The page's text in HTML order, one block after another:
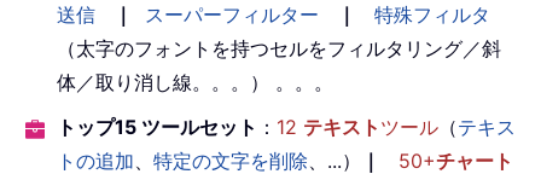
送信
｜ スーパーフィルター ｜
特殊フィルタ
（太字のフォントを持つセルをフィルタリング／斜
体／取り消し線。。。） 。。。
トップ15 ツールセット ： 12 テキスト ツール （テキス
トの追加
特定の文字を削除 、...） ｜ 50+チャート